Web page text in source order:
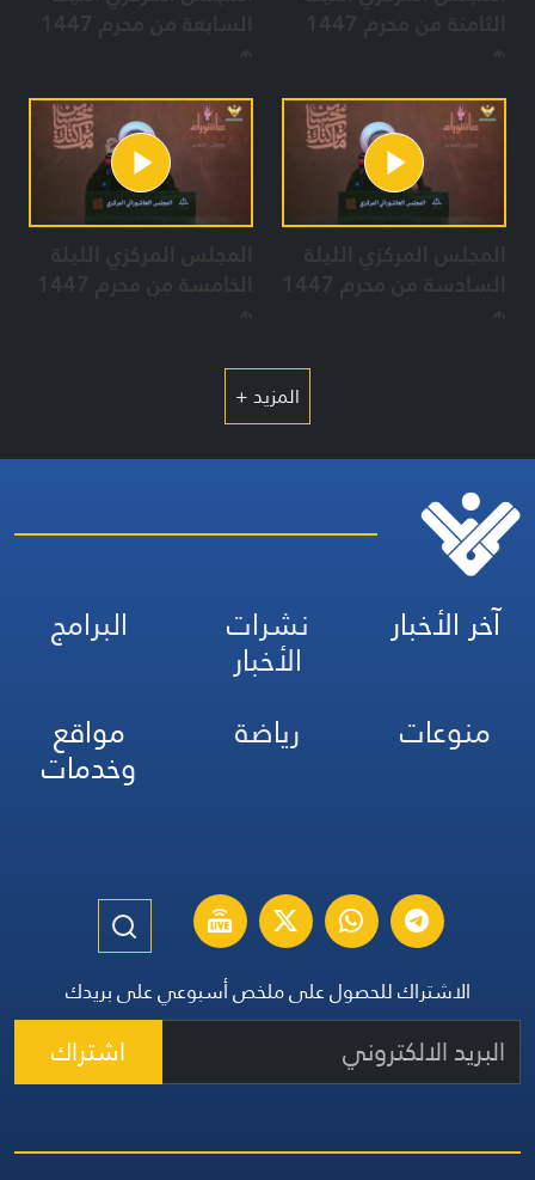
الثامنة من محرم 1447
هـ
السابعة من محرم 1447
هـ
المجلس المركزي الليلة
السادسة من محرم 1447
هـ
المجلس المركزي الليلة
الخامسة من محرم 1447
هـ
المزيد +
آخر الأخبار نشرات
الأخبار
البرامج
منوعات
رياضة مواقع
وخدمات
الاشتراك للحصول على ملخص أسبوعي على بريدك
اشتراك